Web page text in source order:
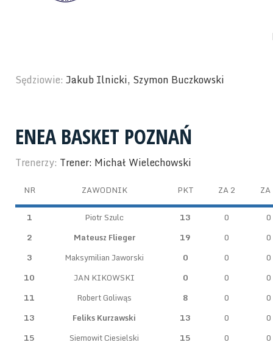
Sędziowie: Jakub Ilnicki, Szymon Buczkowski
ENEA BASKET POZNAŃ
Trenerzy: Trener: Michał Wielechowski
NR ZAWODNIK PKT ZA 2 ZA
1 Piotr Szulc 13 0
0
2
Mateusz Flieger 19 0
0
3
Maksymilian Jaworski 0 0
0
10
JAN KIKOWSKI 0 0
0
11
Robert Goliwąs 8 0
0
13
Feliks Kurzawski 13 0
0
15
Siemowit Ciesielski 15 0
0